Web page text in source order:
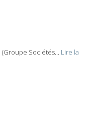
Sociétés... Lire la